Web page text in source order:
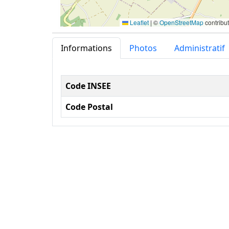
Leaflet | ©OpenStreetMap
Informations Photos Administratif
Informations
Code INSEE
Code Postal